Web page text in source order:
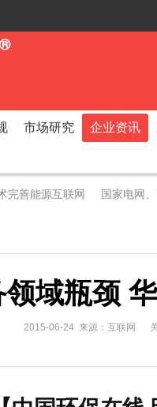
市场研究 企业资讯
完善能源互联网 国家电网
收投运
创新——第五届国际储能峰会
防治，打造清洁型绿色工业
构筑电动汽车生态圈 新
展的新旗帜
域瓶颈
2015-06-24 来源：互联网